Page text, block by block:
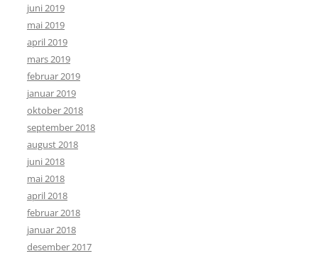
juni 2019
mai 2019
april 2019
mars 2019
februar 2019
januar 2019
oktober 2018
september 2018
august 2018
juni 2018
mai 2018
april 2018
februar 2018
januar 2018
desember 2017